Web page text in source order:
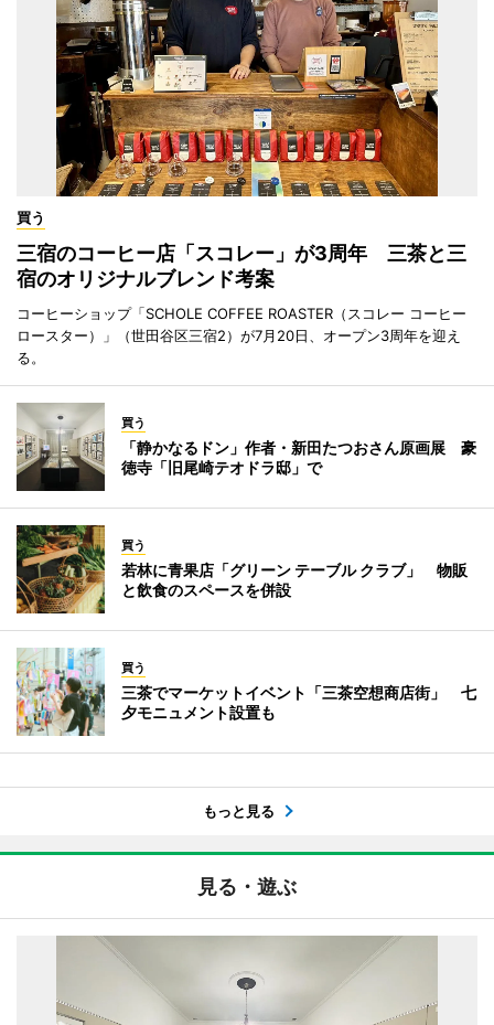
買う
三宿のコーヒー店「スコレー」が3周年 三茶と三
宿のオリジナルブレンド考案
コーヒーショップ「SCHOLE COFFEE ROASTER（スコレー コーヒー
ロースター）」（世田谷区三宿2）が7月20日、オープン3周年を迎え
る。
買う
「静かなるドン」作者・新田たつおさん原画展 豪
徳寺「旧尾崎テオドラ邸」で
買う
若林に青果店「グリーン テーブル クラブ」 物販
と飲食のスペースを併設
買う
三茶でマーケットイベント「三茶空想商店街」 七
夕モニュメント設置も
もっと見る
見る・遊ぶ